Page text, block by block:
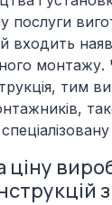
послуги
входить
тим
ціну